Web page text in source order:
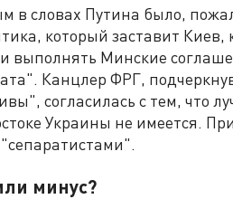
в словах Путина было,
который заставит
выполнять Минские
Канцлер ФРГ,
согласилась с тем, что
Украины не имеется.
минус?